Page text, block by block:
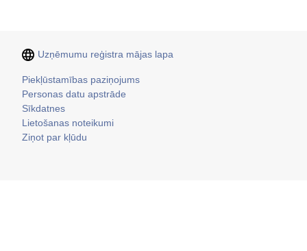
Uzņēmumu reģistra mājas lapa
Kājene
Piekļūstamības paziņojums
Personas datu apstrāde
Sīkdatnes
Lietošanas noteikumi
Ziņot par kļūdu